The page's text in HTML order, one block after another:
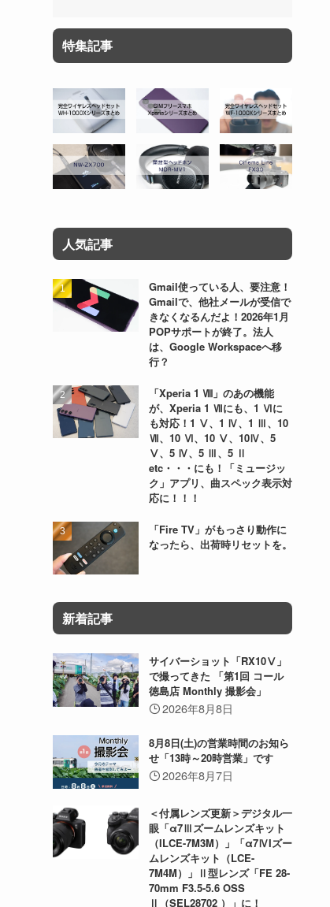
特集記事
人気記事
Gmail使っている人、要注意！
Gmailで、他社メールが受信で
きなくなるんだよ！2026年1月
POPサポートが終了。法人
は、Google Workspaceへ移
行？
「Xperia 1 Ⅷ」のあの機能
が、Xperia 1 Ⅶにも、1 Ⅵに
も対応！1 Ⅴ、1 Ⅳ、1 Ⅲ、10
Ⅶ、10 Ⅵ、10 Ⅴ、10Ⅳ、5
Ⅴ、5 Ⅳ、5 Ⅲ、5 Ⅱ
etc・・・にも！「ミュージッ
ク」アプリ、曲スペック表示対
応に！！！
「Fire TV」がもっさり動作に
なったら、出荷時リセットを。
新着記事
サイバーショット「RX10Ⅴ」
で撮ってきた 「第1回 コール
徳島店 Monthly 撮影会」
2026年8月8日
8月8日(土)の営業時間のお知ら
せ「13時～20時営業」です
2026年8月7日
＜付属レンズ更新＞デジタル一
眼「α7Ⅲズームレンズキット
（ILCE-7M3M）」「α7ⅣIズー
ムレンズキット（LCE-
7M4M）」Ⅱ型レンズ「FE 28-
70mm F3.5-5.6 OSS
Ⅱ（SEL28702 ）」に！